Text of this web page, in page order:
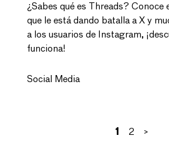
¿Sabes qué es Threads? Conoce
que le está dando batalla a X y
a los usuarios de Instagram,
funciona!
Social Media
1 2 >